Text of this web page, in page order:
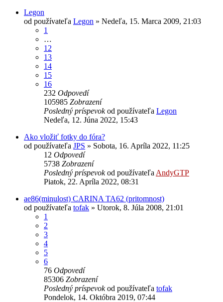
Legon
od používateľa Legon » Nedeľa, 15. Marca 2009, 21:03
1
…
12
13
14
15
16
232 Odpovedí
105985 Zobrazení
Posledný príspevokod používateľa Legon
Nedeľa, 12. Júna 2022, 15:43
Ako vložiť fotky do fóra?
od používateľa JPS » Sobota, 16. Apríla 2022, 11:25
12 Odpovedí
5738 Zobrazení
Posledný príspevokod používateľa AndyGTP
Piatok, 22. Apríla 2022, 08:31
ae86(minulost) CARINA TA62 (pritomnost)
od používateľa tofak » Utorok, 8. Júla 2008, 21:01
1
2
3
4
5
6
76 Odpovedí
85306 Zobrazení
Posledný príspevokod používateľa tofak
Pondelok, 14. Októbra 2019, 07:44